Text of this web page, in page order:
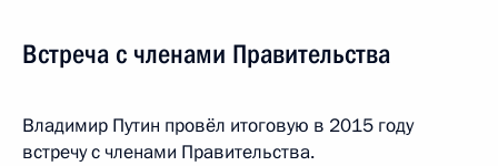
Встреча с членами Правительства
Владимир Путин провёл итоговую в 2015 году
встречу с членами Правительства.